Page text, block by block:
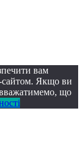
вам
сайтом. Якщо ви
що